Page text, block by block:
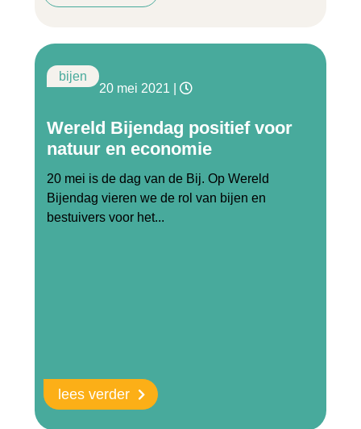
bijen
20 mei 2021
Wereld Bijendag positief voor
natuur en economie
20 mei is de dag van de Bij. Op Wereld
Bijendag vieren we de rol van bijen en
bestuivers voor het...
lees verder